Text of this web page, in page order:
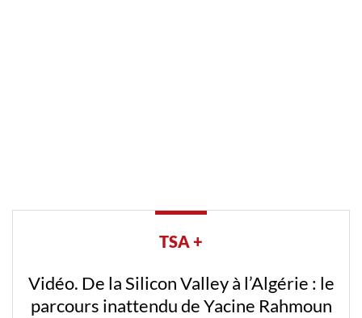
TSA +
Vidéo. De la Silicon Valley à l’Algérie : le
parcours inattendu de Yacine Rahmoun